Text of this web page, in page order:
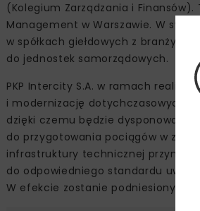
(Kolegium Zarządzania i
Management w Warszawie. W
w spółkach giełdowych z branży
do jednostek samorządowych.
PKP Intercity S.A. w ramach
i modernizację dotychczasowych
dzięki czemu będzie dysponować
do przygotowania pociągów w
infrastruktury technicznej
do odpowiedniego standardu
W efekcie zostanie podniesiony